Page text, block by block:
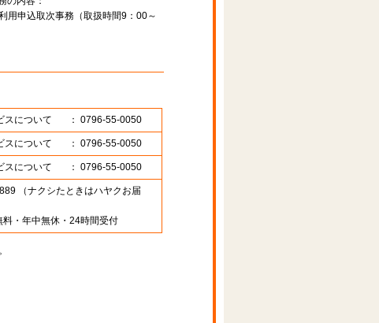
用申込取次事務（取扱時間9：00～
スについて ： 0796-55-0050
スについて ： 0796-55-0050
スについて ： 0796-55-0050
（ナクシたときはハヤクお届
・年中無休・24時間受付